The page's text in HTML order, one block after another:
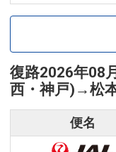
復路2026年08
西・神戸) →松
便名